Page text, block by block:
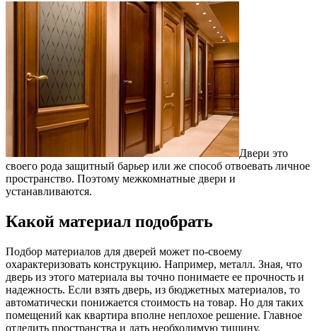
Двери это
своего рода защитный барьер или же способ отвоевать личное
пространство. Поэтому межкомнатные двери и
устанавливаются.
Какой материал подобрать
Подбор материалов для дверей может по-своему
охарактеризовать конструкцию. Например, металл. Зная, что
дверь из этого материала вы точно понимаете ее прочность и
надежность. Если взять дверь, из бюджетных материалов, то
автоматически понижается стоимость на товар. Но для таких
помещений как квартира вполне неплохое решение. Главное
отделить пространства и дать необходимую тишину.